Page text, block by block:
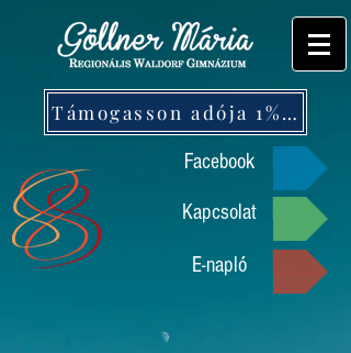
Támogasson adója 1%-ával!
Facebook
Kapcsolat
E-napló